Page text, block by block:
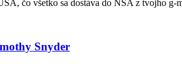
čo všetko sa dostáva do NSA z tvojho g-
Snyder